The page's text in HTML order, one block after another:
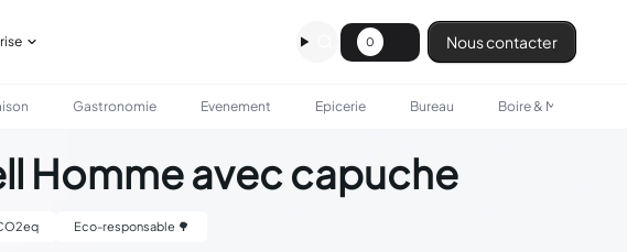
0 Nous contacter
Gastronomie Evenement Epicerie Bureau Boire & Manger
Homme avec capuche
Eco-responsable 🌳